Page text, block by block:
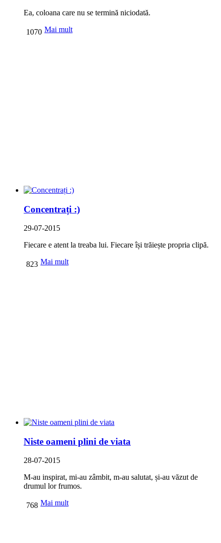
Ea, coloana care nu se termină niciodată.
Mai mult
1070
Concentrați :)
29-07-2015
Fiecare e atent la treaba lui. Fiecare își trăiește propria clipă.
Mai mult
823
Niste oameni plini de viata
28-07-2015
M-au inspirat, mi-au zâmbit, m-au salutat, și-au văzut de
drumul lor frumos.
Mai mult
768